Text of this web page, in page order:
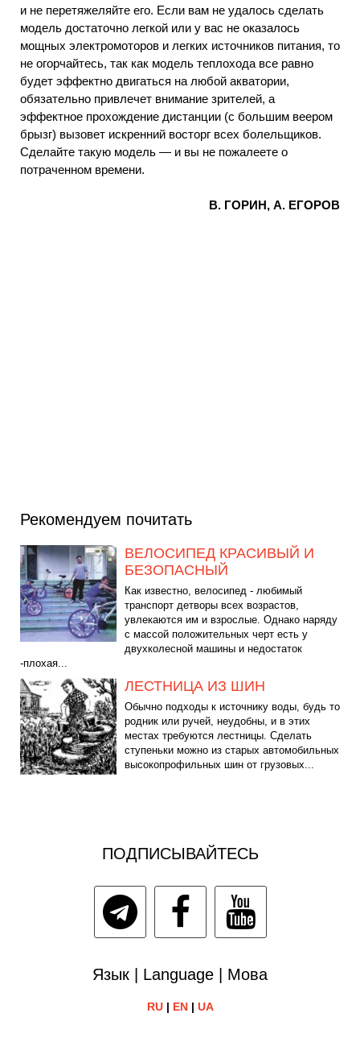
и не перетяжеляйте его. Если вам не удалось сделать
модель достаточно легкой или у вас не оказалось
мощных электромоторов и легких источников питания, то
не огорчайтесь, так как модель теплохода все равно
будет эффектно двигаться на любой акватории,
обязательно привлечет внимание зрителей, а
эффектное прохождение дистанции (с большим веером
брызг) вызовет искренний восторг всех болельщиков.
Сделайте такую модель — и вы не пожалеете о
потраченном времени.
В. ГОРИН, А. ЕГОРОВ
Рекомендуем почитать
ВЕЛОСИПЕД КРАСИВЫЙ И
БЕЗОПАСНЫЙ
Как известно, велосипед - любимый
транспорт детворы всех возрастов,
увлекаются им и взрослые. Однако наряду
с массой положительных черт есть у
двухколесной машины и недостаток
-плохая...
ЛЕСТНИЦА ИЗ ШИН
Обычно подходы к источнику воды, будь то
родник или ручей, неудобны, и в этих
местах требуются лестницы. Сделать
ступеньки можно из старых автомобильных
высокопрофильных шин от грузовых...
ПОДПИСЫВАЙТЕСЬ
Язык | Language | Мова
RU| EN| UA